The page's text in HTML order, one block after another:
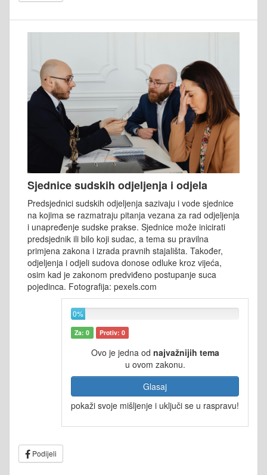
Sjednice sudskih odjeljenja i odjela
Predsjednici sudskih odjeljenja sazivaju i vode sjednice
na kojima se razmatraju pitanja vezana za rad odjeljenja
i unapređenje sudske prakse. Sjednice može inicirati
predsjednik ili bilo koji sudac, a tema su pravilna
primjena zakona i izrada pravnih stajališta. Također,
odjeljenja i odjeli sudova donose odluke kroz vijeća,
osim kad je zakonom predviđeno postupanje suca
pojedinca. Fotografija: pexels.com
0%
Za: 0 Protiv: 0
Ovo je jedna od najvažnijih tema
u ovom zakonu.
Glasaj
pokaži svoje mišljenje i uključi se u raspravu!
Podijeli